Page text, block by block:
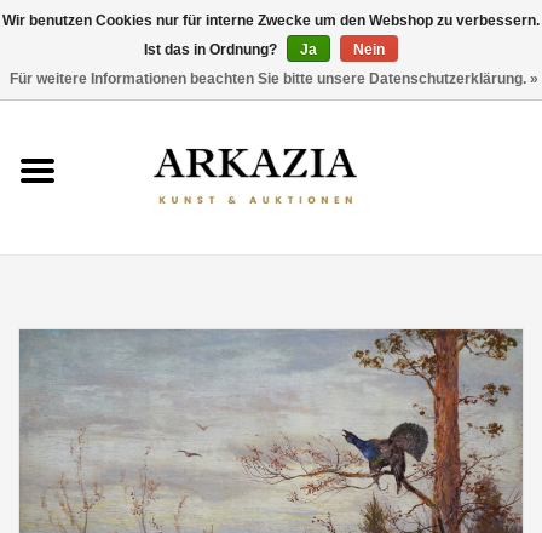
AKTUELLER KATALOG
THEMEN
ENTDECKEN
Wir benutzen Cookies nur für interne Zwecke um den Webshop zu verbessern.
Ist das in Ordnung?
Ja
Nein
Für weitere Informationen beachten Sie bitte unsere Datenschutzerklärung. »